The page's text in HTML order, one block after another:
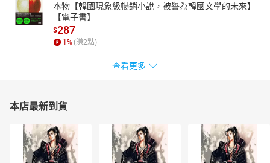
本物【韓國現象級暢銷小說，被譽為韓國文學的未來】
【電子書】
$287
1 % (賺2點)
查看更多
本店最新到貨